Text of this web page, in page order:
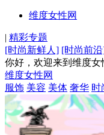
维度女性网
| 精彩专题
[时尚新鲜人] [时尚前
你好，欢迎来到维度女
维度女性网
服饰 美容 美体 奢华 时